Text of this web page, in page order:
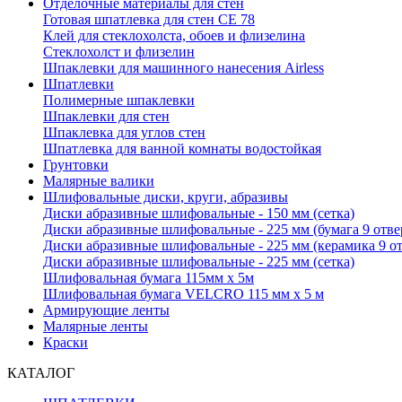
Отделочные материалы для стен
Готовая шпатлевка для стен CE 78
Клей для стеклохолста, обоев и флизелина
Стеклохолст и флизелин
Шпаклевки для машинного нанесения Airless
Шпатлевки
Полимерные шпаклевки
Шпаклевки для стен
Шпаклевка для углов стен
Шпатлевка для ванной комнаты водостойкая
Грунтовки
Малярные валики
Шлифовальные диски, круги, абразивы
Диски абразивные шлифовальные - 150 мм (сетка)
Диски абразивные шлифовальные - 225 мм (бумага 9
Диски абразивные шлифовальные - 225 мм (керамика 9
Диски абразивные шлифовальные - 225 мм (сетка)
Шлифовальная бумага 115мм х 5м
Шлифовальная бумага VELCRO 115 мм х 5 м
Армирующие ленты
Малярные ленты
Краски
КАТАЛОГ